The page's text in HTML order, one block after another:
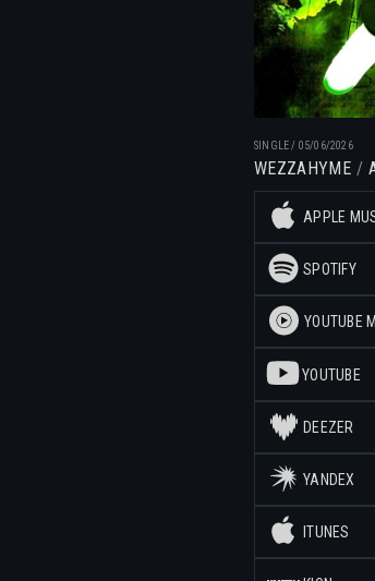
SINGLE/ 05/06/2026
WEZZAHYME
APPLE
SPOTIFY
YOUTUBE
YOUTUBE
DEEZER
YANDEX
ITUNES